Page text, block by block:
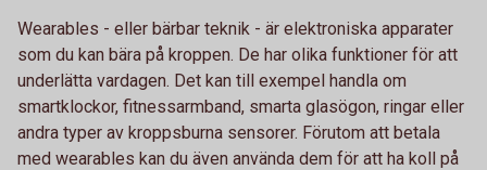
Wearables - eller bärbar teknik - är elektroniska apparater
som du kan bära på kroppen. De har olika funktioner för att
underlätta vardagen. Det kan till exempel handla om
smartklockor, fitnessarmband, smarta glasögon, ringar eller
andra typer av kroppsburna sensorer. Förutom att betala
med wearables kan du även använda dem för att ha koll på